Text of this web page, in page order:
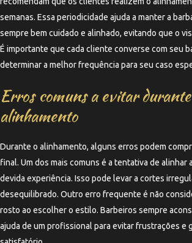
semanas. Essa periodicidade ajuda a manter a
sempre bem cuidado e alinhado, evitando que o
É importante que cada cliente converse com seu
determinar a melhor frequência para seu caso
Erros comuns a evitar
alinhamento
Durante o alinhamento, alguns erros podem
final. Um dos mais comuns é a tentativa de alinhar
devida experiência. Isso pode levar a cortes
desequilibrado. Outro erro frequente é não
rosto ao escolher o estilo. Barbeiros sempre
ajuda de um profissional para evitar frustrações e